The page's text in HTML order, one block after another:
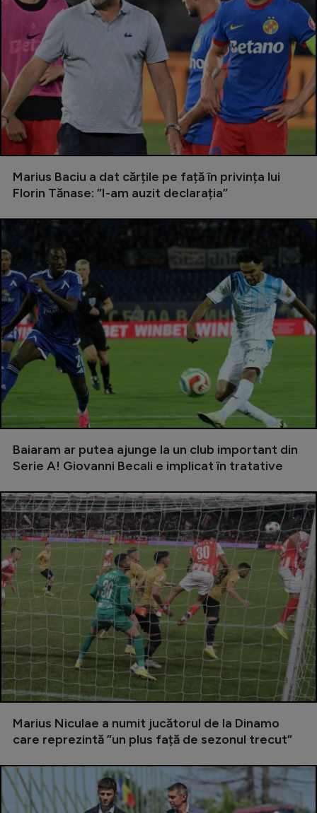
Ciclism
Alte sporturi
JO 2024
Intră în cont
Marius Baciu a dat cărțile pe față în privința lui
Florin Tănase: ”I-am auzit declarația”
Baiaram ar putea ajunge la un club important din
Serie A! Giovanni Becali e implicat în tratative
Marius Niculae a numit jucătorul de la Dinamo
care reprezintă ”un plus față de sezonul trecut”